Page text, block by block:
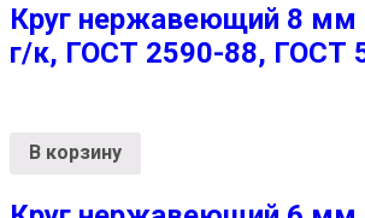
Круг нержавеющий 8
г/к, ГОСТ 2590-88, ГОСТ
В корзину